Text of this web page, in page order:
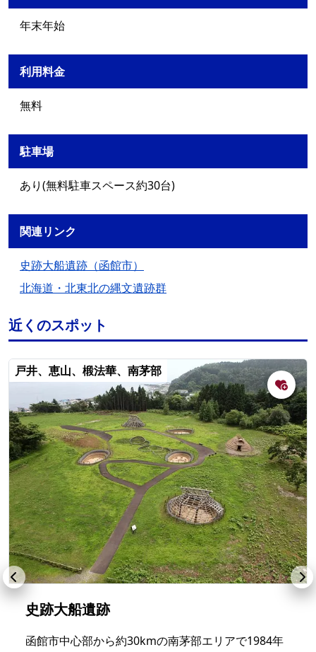
年末年始
利用料金
無料
駐車場
あり(無料駐車スペース約30台)
関連リンク
史跡大船遺跡（函館市）
北海道・北東北の縄文遺跡群
近くのスポット
戸井、恵山、椴法華、南茅部
史跡大船遺跡
函館市中心部から約30kmの南茅部エリアで1984年